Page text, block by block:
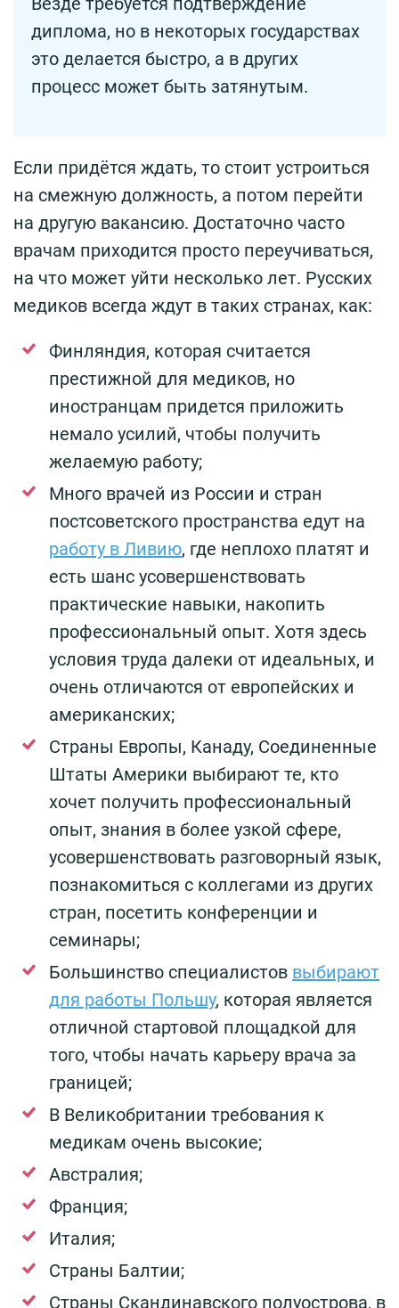
диплома, но в некоторых государствах
это делается быстро, а в других
процесс может быть затянутым.
Если придётся ждать, то стоит устроиться
на смежную должность, а потом перейти
на другую вакансию. Достаточно часто
врачам приходится просто переучиваться,
на что может уйти несколько лет. Русских
медиков всегда ждут в таких странах, как:
Финляндия, которая считается
престижной для медиков, но
иностранцам придется приложить
немало усилий, чтобы получить
желаемую работу;
Много врачей из России и стран
постсоветского пространства едут на
работу в Ливию, где неплохо платят и
есть шанс усовершенствовать
практические навыки, накопить
профессиональный опыт. Хотя здесь
условия труда далеки от идеальных, и
очень отличаются от европейских и
американских;
Страны Европы, Канаду, Соединенные
Штаты Америки выбирают те, кто
хочет получить профессиональный
опыт, знания в более узкой сфере,
усовершенствовать разговорный язык,
познакомиться с коллегами из других
стран, посетить конференции и
семинары;
Большинство специалистов выбирают
для работы Польшу, которая является
отличной стартовой площадкой для
того, чтобы начать карьеру врача за
границей;
В Великобритании требования к
медикам очень высокие;
Австралия;
Франция;
Италия;
Страны Балтии;
Страны Скандинавского полуострова, в